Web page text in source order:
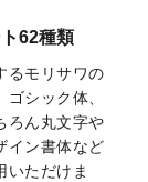
ンテンプレー
レートを追加
ンテンプレー
62種類
るモリサワの
シック体、
ろん丸文字や
イン書体など
いただけま